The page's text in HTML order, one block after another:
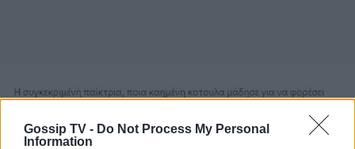
Gossip TV - Do Not Process My Personal
Information
Photo 6/13